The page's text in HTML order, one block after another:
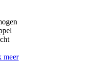
meer